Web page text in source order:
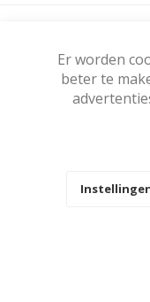
Er worden
beter te